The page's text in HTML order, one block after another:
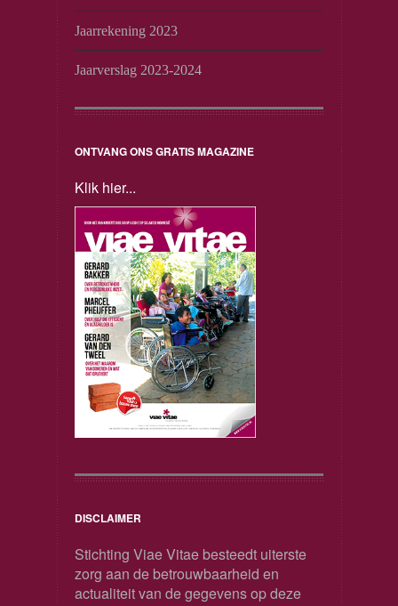
Jaarrekening 2023
Jaarverslag 2023-2024
ONTVANG ONS GRATIS MAGAZINE
Klik hier...
DISCLAIMER
Stichting Viae Vitae besteedt uiterste
zorg aan de betrouwbaarheid en
actualiteit van de gegevens op deze